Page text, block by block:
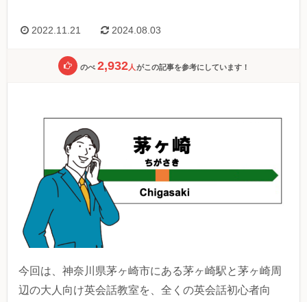
2022.11.21 2024.08.03
のべ 2,932人 がこの記事を参考にしています！
今回は、神奈川県茅ヶ崎市にある茅ヶ崎駅と茅ヶ崎周
辺の大人向け英会話教室を、全くの英会話初心者向